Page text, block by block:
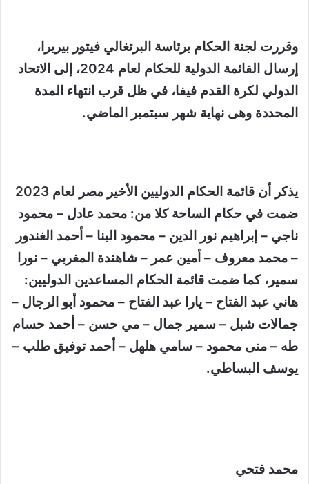
وقررت لجنة الحكام برئاسة البرتغالي فيتور بيريرا،
إرسال القائمة الدولية للحكام لعام 2024، إلى الاتحاد
الدولي لكرة القدم فيفا، في ظل قرب انتهاء المدة
المحددة وهى نهاية شهر سبتمبر الماضي.
يذكر أن قائمة الحكام الدوليين الأخير مصر لعام 2023
ضمت في حكام الساحة كلا من: محمد عادل – محمود
ناجي – إبراهيم نور الدين – محمود البنا – أحمد الغندور
– محمد معروف – أمين عمر – شاهندة المغربي – نورا
سمير، كما ضمت قائمة الحكام المساعدين الدوليين:
هاني عبد الفتاح – يارا عبد الفتاح – محمود أبو الرجال –
جمالات شبل – سمير جمال – مي حسن – أحمد حسام
طه – منى محمود – سامي هلهل – أحمد توفيق طلب –
يوسف البساطي.
محمد فتحي